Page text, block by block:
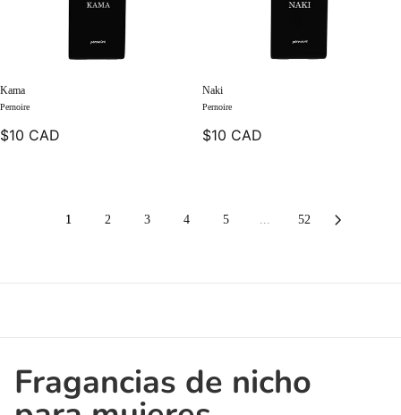
Kama
Pernoire
$10 CAD
Naki
Pernoire
$10 CAD
1 2 3 4 5 ... 52
Fragancias de nicho